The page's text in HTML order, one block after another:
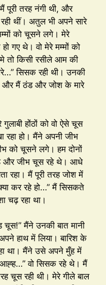
पूरी तरह नंगी थी, और
रही थीं। अतुल भी अपने सारे
को चूसने लगे। मेरे
गए थे। वो मेरे मम्मों को
तो किसी रसीले आम की
सिसक रही थी। उनकी
और मैं ठंड और जोश के मारे
होंठों को वो ऐसे चूस
रहा हो। मैंने अपनी जीभ
को चूसने लगे। हम दोनों
और जीभ चूस रहे थे। आधे
रहा। मैं पूरी तरह जोश में
कर रहे हो…” मैं सिसकते
चढ़ रहा था।
चूस!” मैंने उनकी बात मानी
हाथ में लिया। बारिश के
था। मैंने उसे अपने मुँह में
वो सिसक रहे थे। मैं
चूस रही थी। मेरे गीले बाल